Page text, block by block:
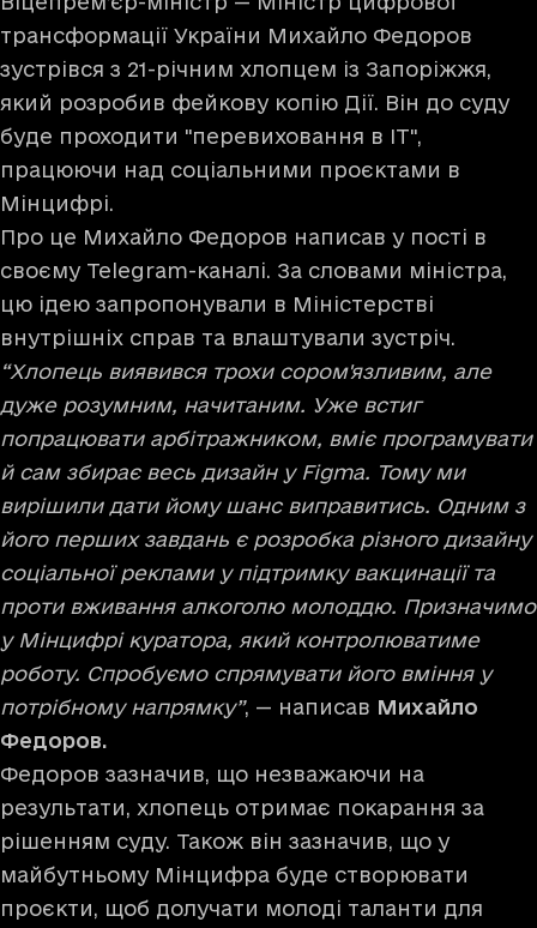
трансформації України Михайло Федоров
зустрівся з 21-річним хлопцем із Запоріжжя,
який розробив фейкову копію Дії. Він до суду
буде проходити "перевиховання в ІТ",
працюючи над соціальними проєктами в
Мінцифрі.
Про це Михайло Федоров написав у пості в
своєму Telegram-каналі. За словами міністра,
цю ідею запропонували в Міністерстві
внутрішніх справ та влаштували зустріч.
“Хлопець виявився трохи сором'язливим, але
дуже розумним, начитаним. Уже встиг
попрацювати арбітражником, вміє програмувати
й сам збирає весь дизайн у Figma. Тому ми
вирішили дати йому шанс виправитись. Одним з
його перших завдань є розробка різного дизайну
соціальної реклами у підтримку вакцинації та
проти вживання алкоголю молоддю. Призначимо
у Мінцифрі куратора, який контролюватиме
роботу. Спробуємо спрямувати його вміння у
потрібному напрямку”, — написав Михайло
Федоров.
Федоров зазначив, що незважаючи на
результати, хлопець отримає покарання за
рішенням суду. Також він зазначив, що у
майбутньому Мінцифра буде створювати
проєкти, щоб долучати молоді таланти для